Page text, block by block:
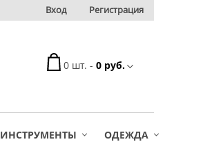
Вход Регистрация
0 шт. - 0 руб.
ИНСТРУМЕНТЫ ОДЕЖДА